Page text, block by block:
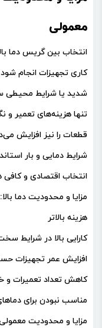
معمولی
انتخاب بین گریس دما
کاری تجهیزات انجام
شدید یا شرایط محیطی
تنها هزینه‌های تعمیر و
قطعات را نیز افزایش
شرایط دمایی و بار
انتخاب اقتصادی و
مزایا و محدودیت دما بالا:
هزینه بالاتر
کارایی بالا در شرایط
افزایش عمر تجهیزات
کاهش تعداد تعمیرات و
مناسب نبودن برای
مزایا و محدودیت